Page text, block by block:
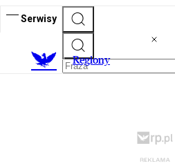
Serwisy
Regiony